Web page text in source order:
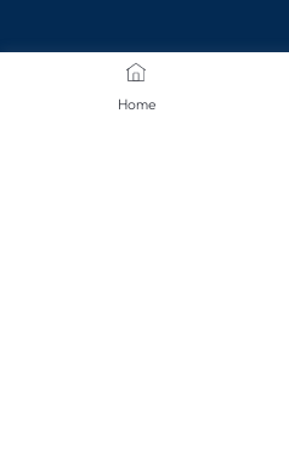
Home
ZAHLUNGSMETHODEN